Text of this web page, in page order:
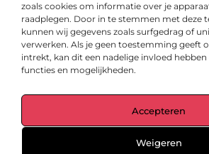
zoals cookies om informatie over je
raadplegen. Door in te stemmen met deze
kunnen wij gegevens zoals surfgedrag of
verwerken. Als je geen toestemming geeft
intrekt, kan dit een nadelige invloed hebben
functies en mogelijkheden.
Accepteren
Weigeren
inspirerende verhalen.
Ontdek blogs en artikelen over alles wat het
maakt.